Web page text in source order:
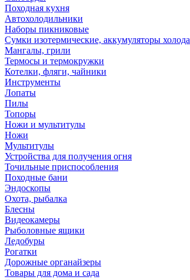
Походная кухня
Автохолодильники
Наборы пикниковые
Сумки изотермические, аккумуляторы холода
Мангалы, грили
Термосы и термокружки
Котелки, фляги, чайники
Инструменты
Лопаты
Пилы
Топоры
Ножи и мультитулы
Ножи
Мультитулы
Устройства для получения огня
Точильные приспособления
Походные бани
Эндоскопы
Охота, рыбалка
Блесны
Видеокамеры
Рыболовные ящики
Ледобуры
Рогатки
Дорожные органайзеры
Товары для дома и сада